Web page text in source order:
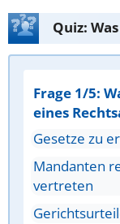
Quiz:
Frage 1/5:
eines
Gesetze zu
Mandanten
vertreten